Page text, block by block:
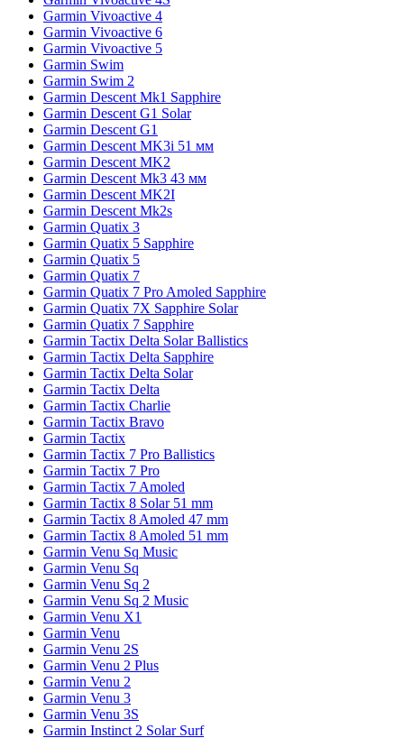
Garmin Vivoactive 4
Garmin Vivoactive 6
Garmin Vivoactive 5
Garmin Swim
Garmin Swim 2
Garmin Descent Mk1 Sapphire
Garmin Descent G1 Solar
Garmin Descent G1
Garmin Descent MK3i 51 мм
Garmin Descent MK2
Garmin Descent Mk3 43 мм
Garmin Descent MK2I
Garmin Descent Mk2s
Garmin Quatix 3
Garmin Quatix 5 Sapphire
Garmin Quatix 5
Garmin Quatix 7
Garmin Quatix 7 Pro Amoled Sapphire
Garmin Quatix 7X Sapphire Solar
Garmin Quatix 7 Sapphire
Garmin Tactix Delta Solar Ballistics
Garmin Tactix Delta Sapphire
Garmin Tactix Delta Solar
Garmin Tactix Delta
Garmin Tactix Charlie
Garmin Tactix Bravo
Garmin Tactix
Garmin Tactix 7 Pro Ballistics
Garmin Tactix 7 Pro
Garmin Tactix 7 Amoled
Garmin Tactix 8 Solar 51 mm
Garmin Tactix 8 Amoled 47 mm
Garmin Tactix 8 Amoled 51 mm
Garmin Venu Sq Music
Garmin Venu Sq
Garmin Venu Sq 2
Garmin Venu Sq 2 Music
Garmin Venu X1
Garmin Venu
Garmin Venu 2S
Garmin Venu 2 Plus
Garmin Venu 2
Garmin Venu 3
Garmin Venu 3S
Garmin Instinct 2 Solar Surf